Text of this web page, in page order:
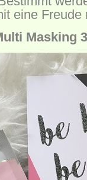
eine Freude
Masking